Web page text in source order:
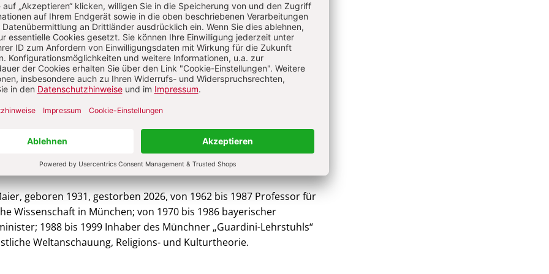
Abo testen
Sie haben ein Abonnement?Anmelden
Maier
geboren 1931, gestorben 2026, von 1962 bis 1987 Professor für
Wissenschaft in München; von 1970 bis 1986 bayerischer
1988 bis 1999 Inhaber des Münchner „Guardini-Lehrstuhls“
Welt­anschauung, Religions- und Kulturtheorie.